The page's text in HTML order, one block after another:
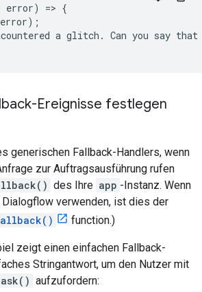
error) => {
a glitch. Can you say
Ereignisse festlegen
generischen Fallback-Handlers, wenn
zur Auftragsausführung rufen
des Ihre app -Instanz. Wenn
verwenden, ist dies der
function.)
zeigt einen einfachen Fallback-
Stringantwort, um den Nutzer mit
aufzufordern: